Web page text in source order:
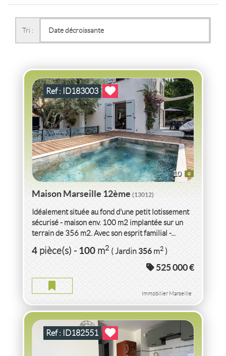
Tri :
10
Ref : ID183003
VENTE MAISONBOUCHES-DU-RHONE
MAISON BOUCHES-DU-RHONE
Maison Marseille 12ème(13012)
Idéalement située au fond d'une petit lotissement
sécurisé - maison env. 100 m2 implantée sur un
terrain de 356 m2. Avec son esprit familial -...
4pièce(s)-100m2 ( Jardin356m2)
525 000 €
Immobilier Marseille
Ref : ID182551
VENTE APPARTEMENT P2 38 HAB PAR ÉTAT -
BALCON 6M².ISERE
APPARTEMENT P2 38 HAB PAR ÉTAT - BALCON 6M². ISERE
2pièce(s)-38m2 ( Balcon6m2)